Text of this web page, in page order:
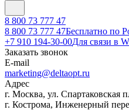
8 800 73 777 47
8 800 73 777 47Бесплатно по
+7 910 194-30-00Для связи в
Заказать звонок
E-mail
marketing@deltaopt.ru
Адрес
г. Москва, ул. Спартаковская
г. Кострома, Инженерный